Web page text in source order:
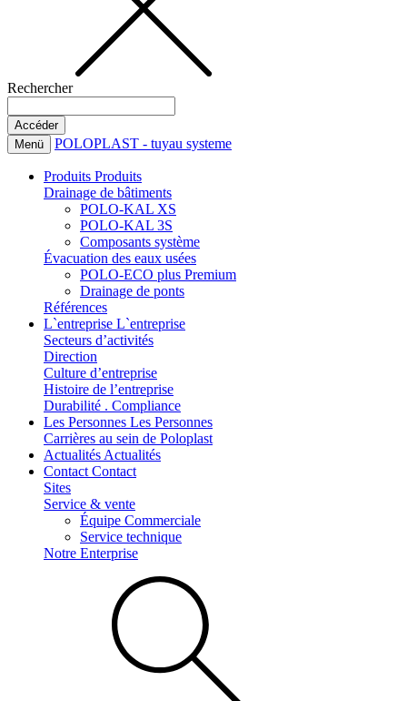
Rechercher
Menü POLOPLAST - tuyau systeme
Produits Produits
Drainage de bâtiments
POLO-KAL XS
POLO-KAL 3S
Composants système
Évacuation des eaux usées
POLO-ECO plus Premium
Drainage de ponts
Références
L`entreprise L`entreprise
Secteurs d’activités
Direction
Culture d’entreprise
Histoire de l’entreprise
Durabilité . Compliance
Les Personnes Les Personnes
Carrières au sein de Poloplast
Actualités Actualités
Contact Contact
Sites
Service & vente
Équipe Commerciale
Service technique
Notre Enterprise